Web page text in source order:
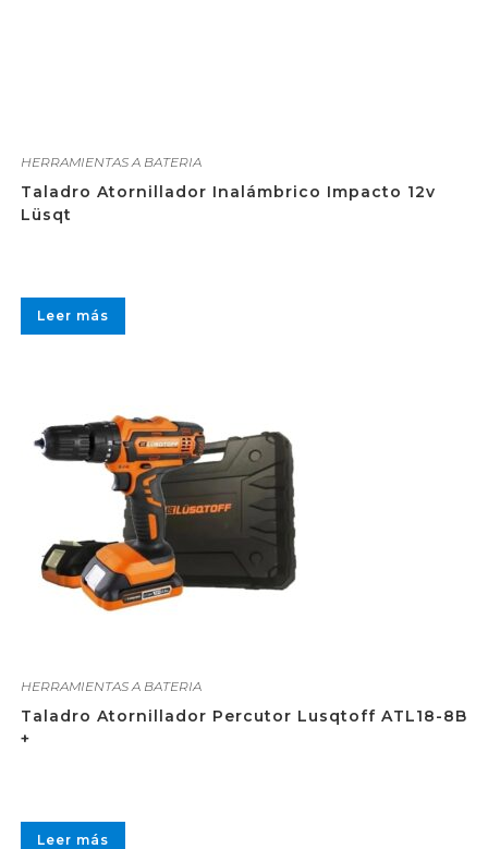
HERRAMIENTAS A BATERIA
Taladro Atornillador Inalámbrico Impacto 12v
Lüsqt
Leer más
HERRAMIENTAS A BATERIA
Taladro Atornillador Percutor Lusqtoff ATL18-8B
+
Leer más